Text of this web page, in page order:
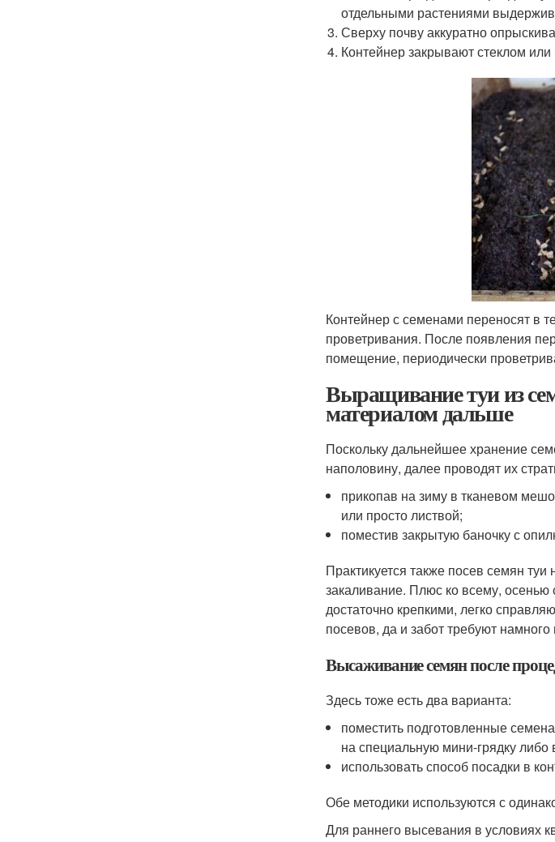
отдельными растениями
Сверху почву аккуратно
Контейнер закрывают стеклом
Контейнер с семенами переносят в
проветривания. После появления
помещение, периодически
Выращивание туи из
материалом дальше
Поскольку дальнейшее хранение
наполовину, далее проводят их
прикопав на зиму в тканевом
или просто листвой;
поместив закрытую баночку с
Практикуется также посев семян
закаливание. Плюс ко всему,
достаточно крепкими, легко
посевов, да и забот требуют
Высаживание семян после
Здесь тоже есть два варианта:
поместить подготовленные
на специальную мини-грядку
использовать способ посадки в
Обе методики используются с
Для раннего высевания в условиях